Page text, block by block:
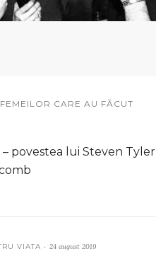
CARE AU FĂCUT
povestea lui Steven Tyler
VIATA • 24 august 2019